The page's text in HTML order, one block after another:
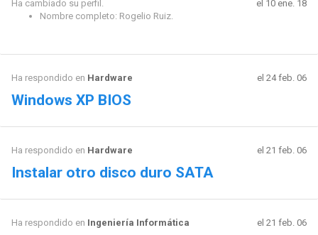
Ha cambiado su perfil.
Nombre completo: Rogelio Ruiz.
el 10 ene. 18
Ha respondido en Hardware el 24 feb. 06
Windows XP BIOS
Ha respondido en Hardware el 21 feb. 06
Instalar otro disco duro SATA
Ha respondido en Ingeniería Informática el 21 feb. 06